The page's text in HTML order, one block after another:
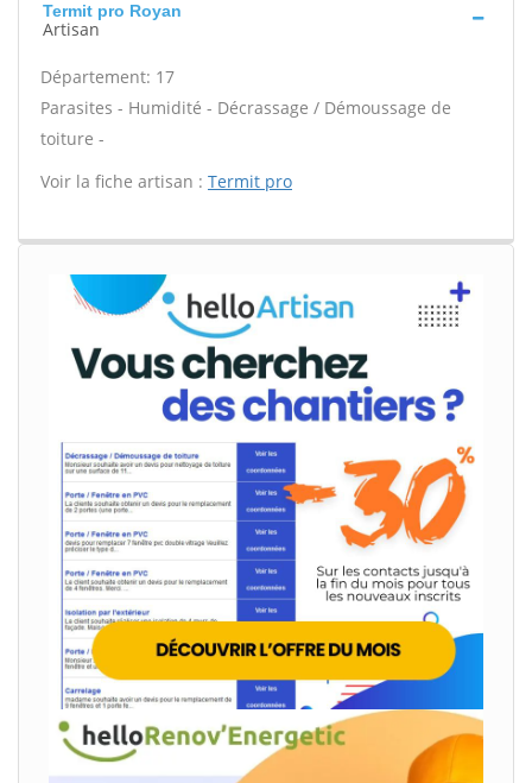
Termit pro Royan
Artisan
Département: 17
Parasites - Humidité - Décrassage / Démoussage de
toiture -
Voir la fiche artisan : Termit pro